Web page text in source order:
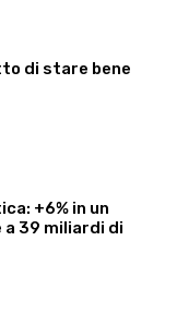
di stare bene
+6% in un
a 39 miliardi di